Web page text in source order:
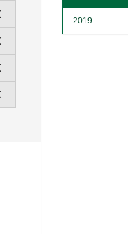
2019